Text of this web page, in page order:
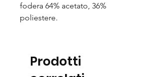
fodera 64% acetato, 36%
poliestere.
Prodotti